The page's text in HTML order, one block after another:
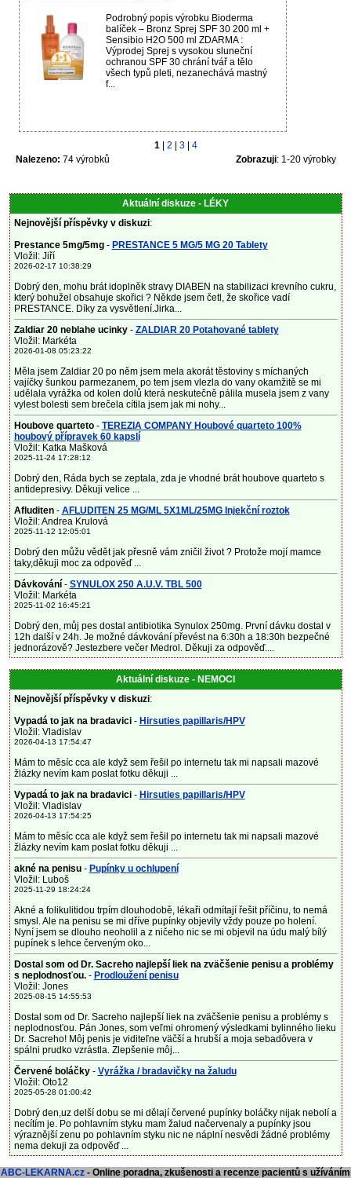
Podrobný popis výrobku Bioderma
balíček – Bronz Sprej SPF 30 200 ml +
Sensibio H2O 500 ml ZDARMA :
Výprodej Sprej s vysokou sluneční
ochranou SPF 30 chrání tvář a tělo
všech typů pleti, nezanechává mastný
f...
1 2 3
4
Nalezeno: 74 výrobků Zobrazuji: 1-20 výrobky
Aktuální diskuze - LÉKY
Nejnovější příspěvky v diskuzi:
Prestance 5mg/5mg- PRESTANCE 5 MG/5 MG 20 Tablety
Vložil: Jiří
2026-02-17 10:38:29
Dobrý den, mohu brát idoplněk stravy DIABEN na stabilizaci krevního cukru,
který bohužel obsahuje skořici ? Někde jsem četl, že skořice vadí
PRESTANCE. Díky za vysvětlení.Jirka...
Zaldiar 20 neblahe ucinky- ZALDIAR 20 Potahované tablety
Vložil: Markéta
2026-01-08 05:23:22
Měla jsem Zaldiar 20 po něm jsem mela akorát těstoviny s míchaných
vajíčky šunkou parmezanem, po tem jsem vlezla do vany okamžitě se mi
udělala vyrážka od kolen dolů která neskutečně pálila musela jsem z vany
vylest bolesti sem brečela cítila jsem jak mi nohy...
Houbove quarteto- TEREZIA COMPANY Houbové quarteto 100%
houbový přípravek 60 kapslí
Vložil: Katka Mašková
2025-11-24 17:28:12
Dobrý den, Ráda bych se zeptala, zda je vhodné brát houbove quarteto s
antidepresivy. Děkuji velice ...
Afluditen- AFLUDITEN 25 MG/ML 5X1ML/25MG Injekční roztok
Vložil: Andrea Krulová
2025-11-12 12:05:01
Dobrý den můžu vědět jak přesně vám zničil život ? Protože mojí mamce
taky,děkuji moc za odpověď ...
Dávkování - SYNULOX 250 A.U.V. TBL 500
Vložil: Markéta
2025-11-02 16:45:21
Dobrý den, můj pes dostal antibiotika Synulox 250mg. První dávku dostal v
12h další v 24h. Je možné dávkování převést na 6:30h a 18:30h bezpečné
jednorázově? Jestezbere večer Medrol. Děkuji za odpověď....
Aktuální diskuze - NEMOCI
Nejnovější příspěvky v diskuzi:
Vypadá to jak na bradavici - Hirsuties papillaris/HPV
Vložil: Vladislav
2026-04-13 17:54:47
Mám to měsíc cca ale když sem řešil po internetu tak mi napsali mazové
žlázky nevím kam poslat fotku děkuji ...
Vypadá to jak na bradavici - Hirsuties papillaris/HPV
Vložil: Vladislav
2026-04-13 17:54:25
Mám to měsíc cca ale když sem řešil po internetu tak mi napsali mazové
žlázky nevím kam poslat fotku děkuji ...
akné na penisu- Pupínky u ochlupení
Vložil: Luboš
2025-11-29 18:24:24
Akné a folikulitidou trpím dlouhodobě, lékaři odmítají řešit příčinu, to nemá
smysl. Ale na penisu se mi dříve pupínky objevily vždy pouze po holení.
Nyní jsem se dlouho neoholil a z ničeho nic se mi objevil na údu malý bílý
pupínek s lehce červeným oko...
Dostal som od Dr. Sacreho najlepší liek na zväčšenie penisu a problémy
s neplodnosťou.- Prodloužení penisu
Vložil: Jones
2025-08-15 14:55:53
Dostal som od Dr. Sacreho najlepší liek na zväčšenie penisu a problémy s
neplodnosťou. Pán Jones, som veľmi ohromený výsledkami bylinného lieku
Dr. Sacreho! Môj penis je viditeľne väčší a hrubší a moja sebadôvera v
spálni prudko vzrástla. Zlepšenie môj...
Červené boláčky - Vyrážka / bradavičky na žaludu
Vložil: Oto12
2025-05-28 01:00:42
Dobrý den,uz delší dobu se mi dělají červené pupínky boláčky nijak nebolí a
necítím je. Po pohlavním styku mam žalud načervenaly a pupínky jsou
výraznější zenu po pohlavním styku nic ne náplní nesvědi žádné problémy
nema dekuji za odpověď ...
ABC-LEKARNA.cz - Online poradna, zkušenosti a recenze pacientů s užíváním